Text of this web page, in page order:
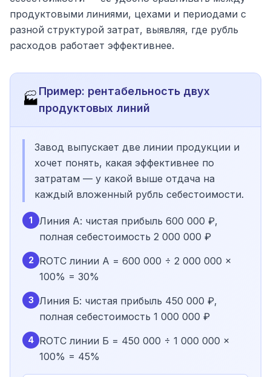
продуктовыми линиями, цехами и периодами с
разной структурой затрат, выявляя, где рубль
расходов работает эффективнее.
🏭Пример: рентабельность двух
продуктовых линий
Завод выпускает две линии продукции и
хочет понять, какая эффективнее по
затратам — у какой выше отдача на
каждый вложенный рубль себестоимости.
1
Линия А: чистая прибыль 600 000 ₽,
полная себестоимость 2 000 000 ₽
2
ROTC линии А = 600 000 ÷ 2 000 000 ×
100% = 30%
3 Линия Б: чистая прибыль 450 000 ₽,
полная себестоимость 1 000 000 ₽
4 ROTC линии Б = 450 000 ÷ 1 000 000 ×
100% = 45%